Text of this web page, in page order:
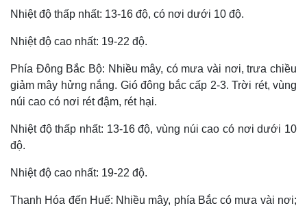
Thế giới
Quan sát
Hồ sơ
Multimedia
E-Magazine
Nhiệt độ thấp nhất: 13-16 độ, có nơi dưới 10 độ.
Nhiệt độ cao nhất: 19-22 độ.
Phía Đông Bắc Bộ: Nhiều mây, có mưa vài nơi, trưa chiều
giảm mây hửng nắng. Gió đông bắc cấp 2-3. Trời rét, vùng
núi cao có nơi rét đậm, rét hại.
Nhiệt độ thấp nhất: 13-16 độ, vùng núi cao có nơi dưới 10
độ.
Nhiệt độ cao nhất: 19-22 độ.
Thanh Hóa đến Huế: Nhiều mây, phía Bắc có mưa vài nơi;